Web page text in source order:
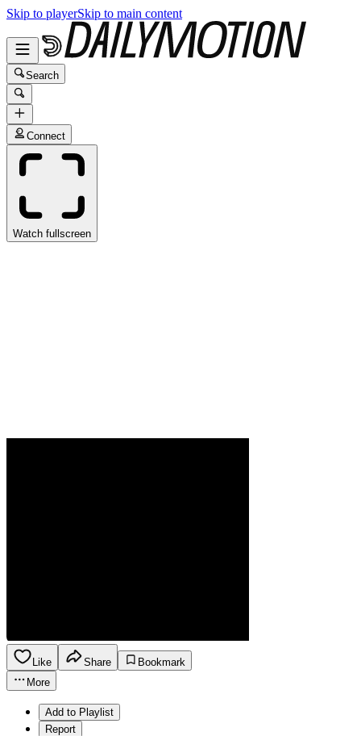
Skip to playerSkip to main content
Search
Connect
Watch fullscreen
Like Share
Bookmark
More
Add to Playlist
Report